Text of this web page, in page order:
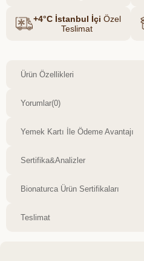
+4°C İstanbul İçi Özel
Teslimat
Ürün Özellikleri
Yorumlar(0)
Yemek Kartı İle Ödeme Avantajı
Sertifika&Analizler
Bionaturca Ürün Sertifikaları
Teslimat